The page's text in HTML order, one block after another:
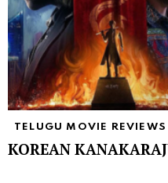
TELUGU MOVIE REVIEWS
KOREAN